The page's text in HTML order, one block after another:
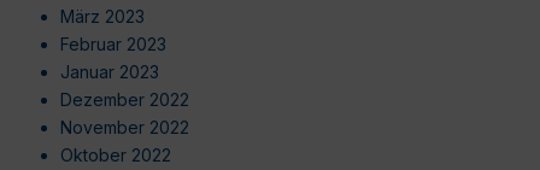
März 2023
Februar 2023
Januar 2023
Dezember 2022
November 2022
Oktober 2022